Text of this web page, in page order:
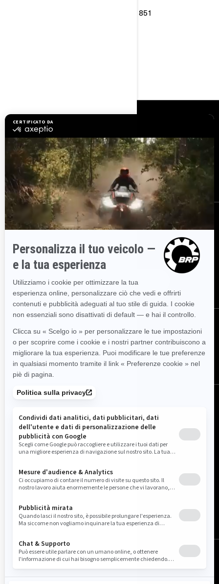
• Oppure può chiamare: +39 800 978 851
Assistenza clienti
Opportunità di lavoro
Diventare concessionario
Richiami di sicurezza
BRP Experiences
ISCRIVITI
Partecipa alla Newsletter.
Sii il primo a ricevere informazioni su
eventi, novità e promozioni.
ISCRIVITI
Italia (italiano)